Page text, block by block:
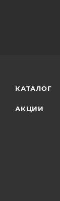
КАТАЛОГ
АКЦИИ